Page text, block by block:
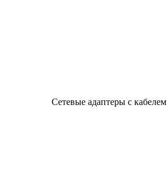
Сетевые адаптеры с кабелем